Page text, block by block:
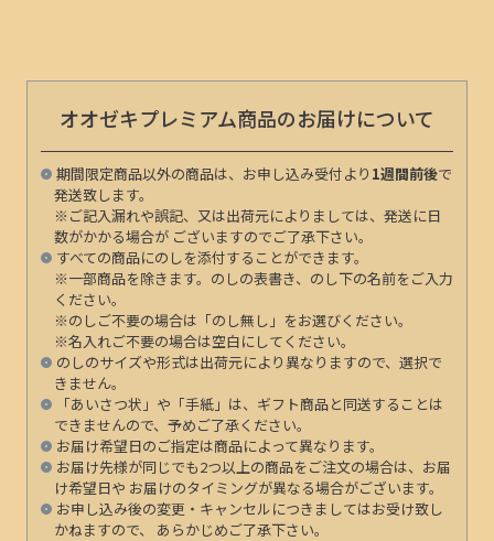
オオゼキプレミアム商品のお届けについて
期間限定商品以外の商品は、お申し込み受付より 1週間前後で
発送致します。
※ご記入漏れや誤記、又は出荷元によりましては、発送に日
数がかかる場合が ございますのでご了承下さい。
すべての商品にのしを添付することができます。
※一部商品を除きます。のしの表書き、のし下の名前をご入力
ください。
※のしご不要の場合は「のし無し」をお選びください。
※名入れご不要の場合は空白にしてください。
のしのサイズや形式は出荷元により異なりますので、選択で
きません。
「あいさつ状」や「手紙」は、ギフト商品と同送することは
できませんので、予めご了承ください。
お届け希望日のご指定は商品によって異なります。
お届け先様が同じでも2つ以上の商品をご注文の場合は、お届
け希望日や お届けのタイミングが異なる場合がございます。
お申し込み後の変更・キャンセルにつきましてはお受け致し
かねますので、 あらかじめご了承下さい。